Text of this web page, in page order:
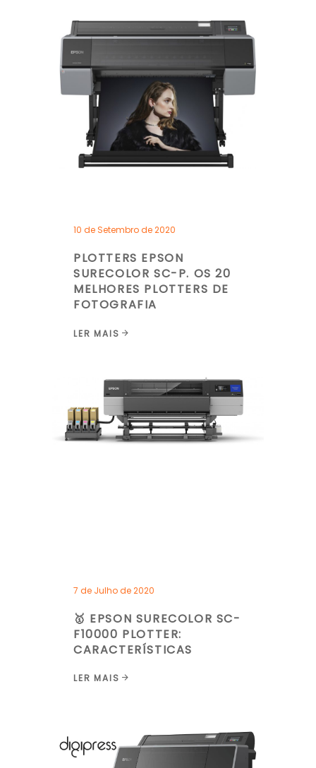
10 de Setembro de 2020
PLOTTERS EPSON
SURECOLOR SC-P. OS 20
MELHORES PLOTTERS DE
FOTOGRAFIA
LER MAIS
7 de Julho de 2020
🥇 EPSON SURECOLOR SC-
F10000 PLOTTER:
CARACTERÍSTICAS
LER MAIS